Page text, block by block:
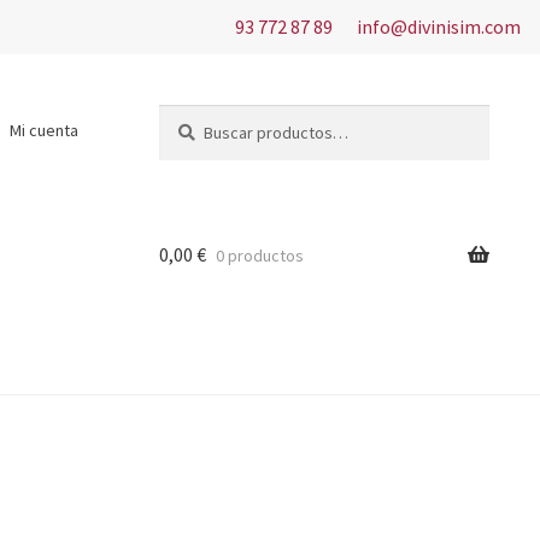
93 772 87 89 info@divinisim.com
Mi cuenta
por:
0,00€ 0 productos